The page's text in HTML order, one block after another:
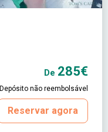
De 285€
Depósito não reembolsável
Reservar agora